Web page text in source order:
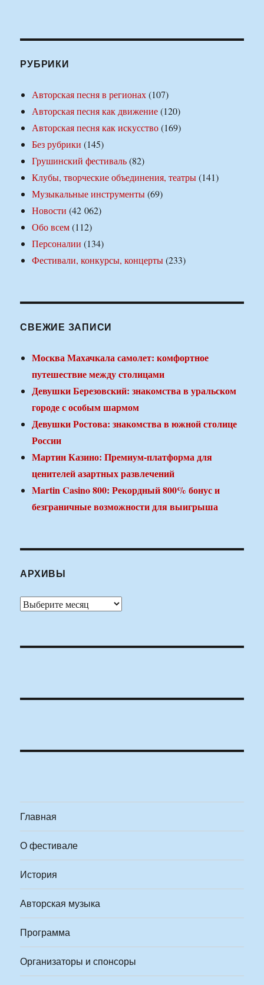
РУБРИКИ
Авторская песня в регионах(107)
Авторская песня как движение(120)
Авторская песня как искусство(169)
Без рубрики (145)
Грушинский фестиваль(82)
Клубы, творческие объединения, театры(141)
Музыкальные инструменты(69)
Новости (42 062)
Обо всем(112)
Персоналии (134)
Фестивали, конкурсы, концерты(233)
СВЕЖИЕ ЗАПИСИ
Москва Махачкала самолет: комфортное
путешествие между столицами
Девушки Березовский: знакомства в уральском
городе с особым шармом
Девушки Ростова: знакомства в южной столице
России
Мартин Казино: Премиум-платформа для
ценителей азартных развлечений
Martin Casino 800: Рекордный 800% бонус и
безграничные возможности для выигрыша
АРХИВЫ
Архивы
Главная
О фестивале
История
Авторская музыка
Программа
Организаторы и спонсоры